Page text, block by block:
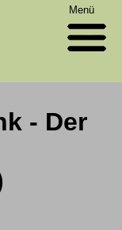
Menü
- Der